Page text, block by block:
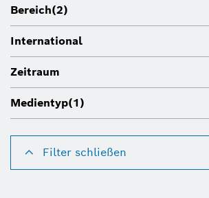
Bereich(2)
International
Zeitraum
Medientyp(1)
Filter schließen